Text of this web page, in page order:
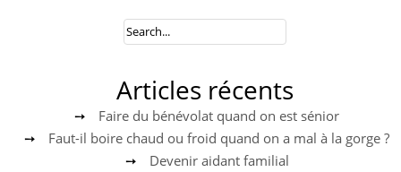
Articles récents
Faire du bénévolat quand on est sénior
Faut-il boire chaud ou froid quand on a mal à la gorge ?
Devenir aidant familial